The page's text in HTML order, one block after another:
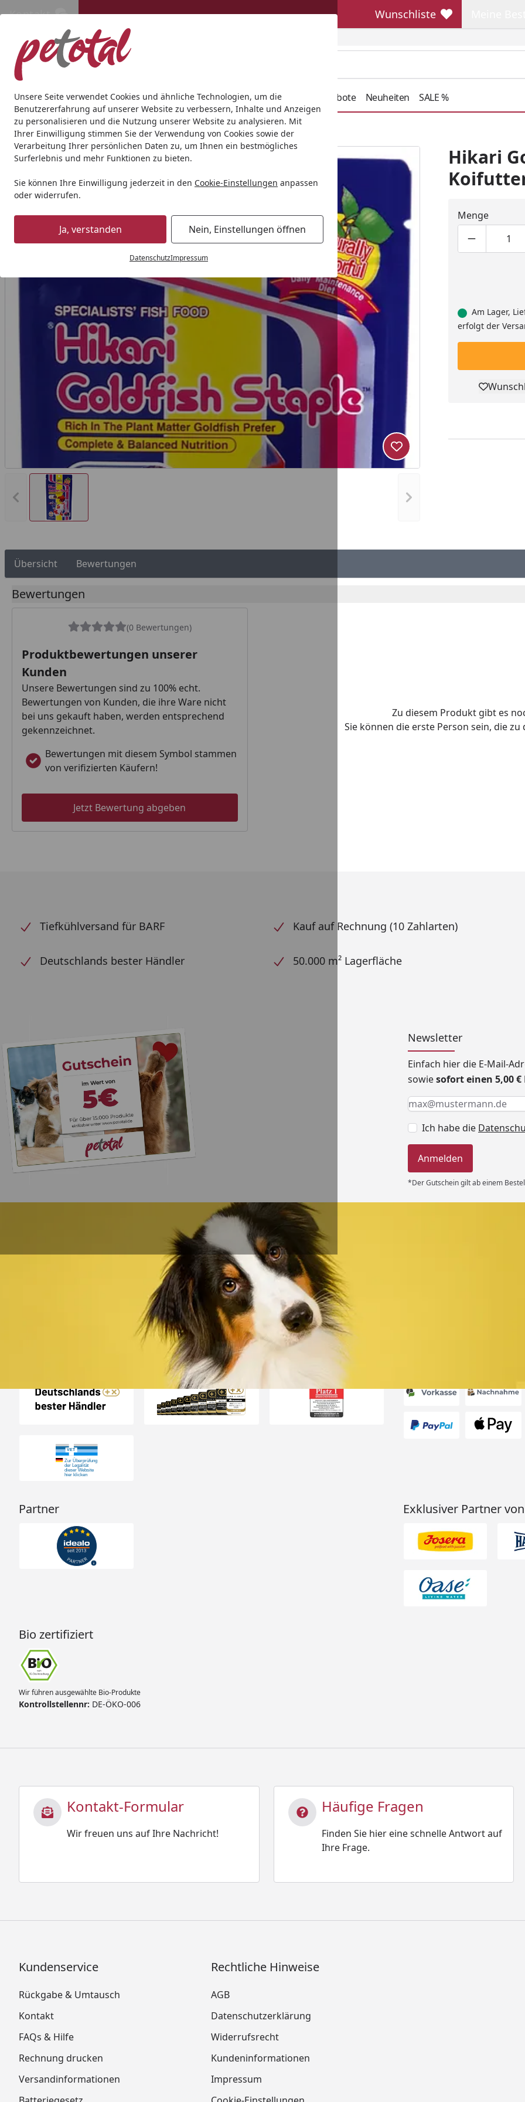
Unsere Seite verwendet Cookies und ähnliche Technologien, um die
Benutzererfahrung auf unserer Website zu verbessern, Inhalte und Anzeigen
zu personalisieren und die Nutzung unserer Website zu analysieren. Mit
Ihrer Einwilligung stimmen Sie der Verwendung von Cookies sowie der
Verarbeitung Ihrer persönlichen Daten zu, um Ihnen ein bestmögliches
Surferlebnis und mehr Funktionen zu bieten.
Sie können Ihre Einwilligung jederzeit in den Cookie-Einstellungen anpassen
oder widerrufen.
Ja, verstanden Nein, Einstellungen öffnen
DatenschutzImpressum
Kontakt Wunschliste
Wunschliste
Hund Katze Aquaristik Teich Andere Tierarten Geschenkideen Angebote Neuheiten SALE %
Startseite
Teich Teichfischfutter Koifutter Hikari Goldfish Staple Baby 300g Koifutter
Vorheriges Bild anzeigen Nächstes Bild anzeigen
BALD VERGRIFFEN
Produkt zur Wunschliste
Hikari
Menge
Am Lager,
erfolgt der
Übersicht Bewertungen
Bewertungen
(0 Bewertungen)
Produktbewertungen unserer
Kunden
Unsere Bewertungen sind zu 100% echt.
Bewertungen von Kunden, die ihre Ware nicht
bei uns gekauft haben, werden entsprechend
gekennzeichnet.
Bewertungen mit diesem Symbol stammen
von verifizierten Käufern!
Jetzt Bewertung abgeben
Zu diesem Produkt gibt es
Sie können die erste Person sein, die
Tiefkühlversand für BARF Kauf auf Rechnung (10 Zahlarten)
Deutschlands bester Händler 50.000 m² Lagerfläche
Newsletter
Einfach hier die E-Mail-
sowiesofort einen 5,00
Keine Eingabe erforderlich
Eingabe erforderlich
E-Mail *
Ich habe die
Anmelden
*Der Gutschein gilt ab einem
„Alles top. Hat wie immer super
geklappt, sehr schnelle Lieferung!!“
30.07.2026
Partner Exklusiver Partner von
Bio zertifiziert
Wir führen ausgewählte Bio-Produkte
Kontrollstellennr: DE-ÖKO-006
Kontakt-Formular
Wir freuen uns auf Ihre Nachricht!
Häufige Fragen
Finden Sie hier eine schnelle Antwort auf
Ihre Frage.
Kundenservice
Rückgabe & Umtausch
Kontakt
FAQs & Hilfe
Rechnung drucken
Versandinformationen
Rechtliche Hinweise
AGB
Datenschutzerklärung
Widerrufsrecht
Kundeninformationen
Impressum